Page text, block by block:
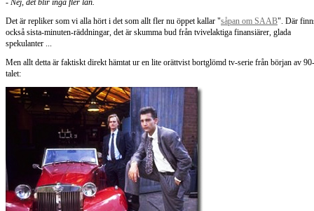
- Nej, det blir inga fler lån.
Det är repliker som vi alla hört i det som allt fler nu öppet kallar "såpan om SAAB". Där
också sista-minuten-räddningar, det är skumma bud från tvivelaktiga finansiärer, glada
spekulanter ...
Men allt detta är faktiskt direkt hämtat ur en lite orättvist bortglömd tv-serie från början av 90-
talet: